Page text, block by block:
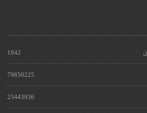
1942
79850225
25443936